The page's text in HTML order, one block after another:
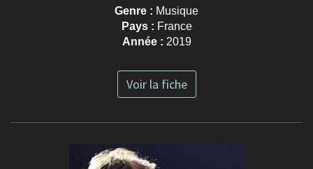
Genre : Musique
Pays : France
Année : 2019
Voir la fiche